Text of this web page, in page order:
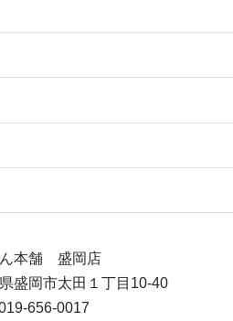
ん本舗 盛岡店
盛岡市太田１丁目10-40
656-0017